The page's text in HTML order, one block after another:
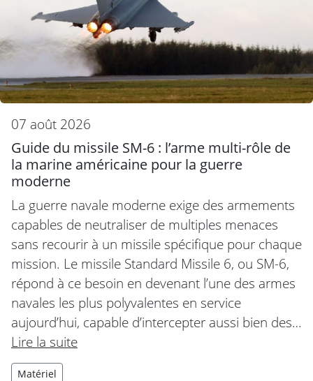
07 août 2026
Guide du missile SM-6 : l’arme multi-rôle de
la marine américaine pour la guerre
moderne
La guerre navale moderne exige des armements
capables de neutraliser de multiples menaces
sans recourir à un missile spécifique pour chaque
mission. Le missile Standard Missile 6, ou SM-6,
répond à ce besoin en devenant l’une des armes
navales les plus polyvalentes en service
aujourd’hui, capable d’intercepter aussi bien des…
Lire la suite
Matériel